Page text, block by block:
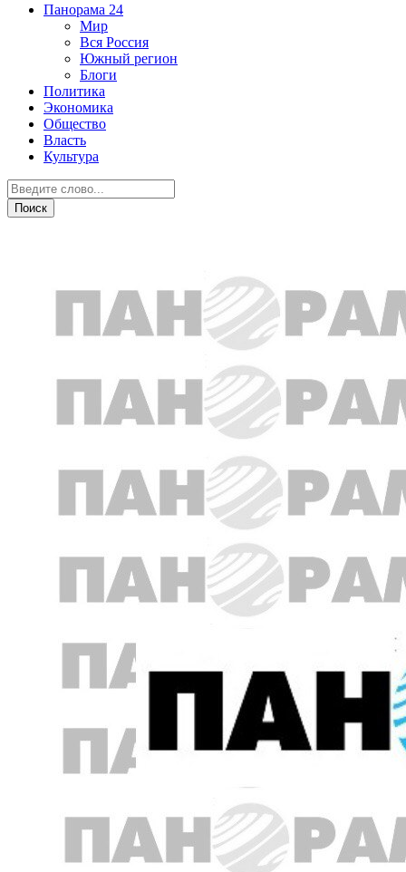
Панорама 24
Мир
Вся Россия
Южный регион
Блоги
Политика
Экономика
Общество
Власть
Культура